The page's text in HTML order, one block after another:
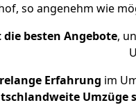
so angenehm wie
besten Angebote,
Erfahrung im
Umzüge